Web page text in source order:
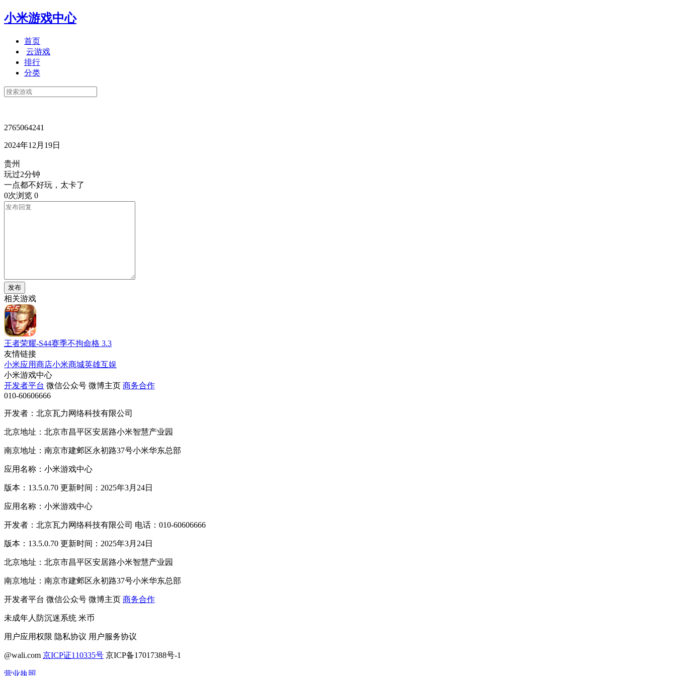
小米游戏中心
首页
云游戏
排行
分类
2765064241
2024年12月19日
贵州
玩过2分钟
一点都不好玩，太卡了
0次浏览 0
发布
相关游戏
王者荣耀-S44赛季不拘命格 3.3
友情链接
小米应用商店小米商城英雄互娱
小米游戏中心
开发者平台 微信公众号 微博主页 商务合作
010-60606666
开发者：北京瓦力网络科技有限公司
北京地址：北京市昌平区安居路小米智慧产业园
南京地址：南京市建邺区永初路37号小米华东总部
应用名称：小米游戏中心
版本：13.5.0.70 更新时间：2025年3月24日
应用名称：小米游戏中心
开发者：北京瓦力网络科技有限公司 电话：010-60606666
版本：13.5.0.70 更新时间：2025年3月24日
北京地址：北京市昌平区安居路小米智慧产业园
南京地址：南京市建邺区永初路37号小米华东总部
开发者平台 微信公众号 微博主页 商务合作
未成年人防沉迷系统 米币
用户应用权限 隐私协议 用户服务协议
@wali.com 京ICP证110335号 京ICP备17017388号-1
营业执照